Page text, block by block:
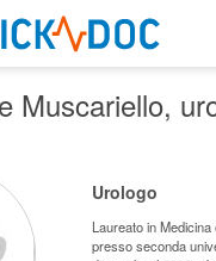
Motore di ricerca
visita
Muscariello,
Urologo
Laureato in Medicina
presso seconda